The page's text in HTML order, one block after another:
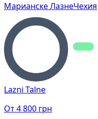
Марианске ЛазнеЧехия
Lazni Talne
От4 800 грн